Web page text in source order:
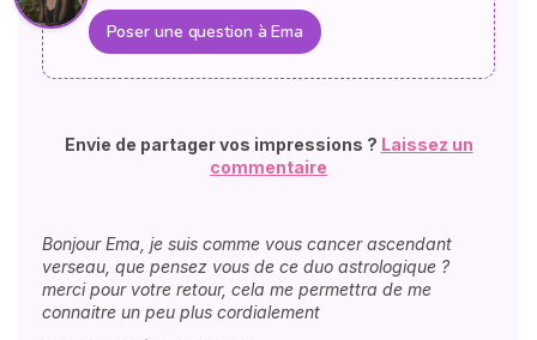
Poser une question à Ema
Envie de partager vos impressions ? Laissez un
commentaire
Bonjour Ema, je suis comme vous cancer ascendant
verseau, que pensez vous de ce duo astrologique ?
merci pour votre retour, cela me permettra de me
connaitre un peu plus cordialement